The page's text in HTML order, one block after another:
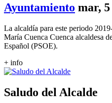
Ayuntamiento mar,
La alcaldía para este periodo
María Cuenca Cuenca alcaldesa
Español (PSOE).
+ info
Saludo del Alcalde